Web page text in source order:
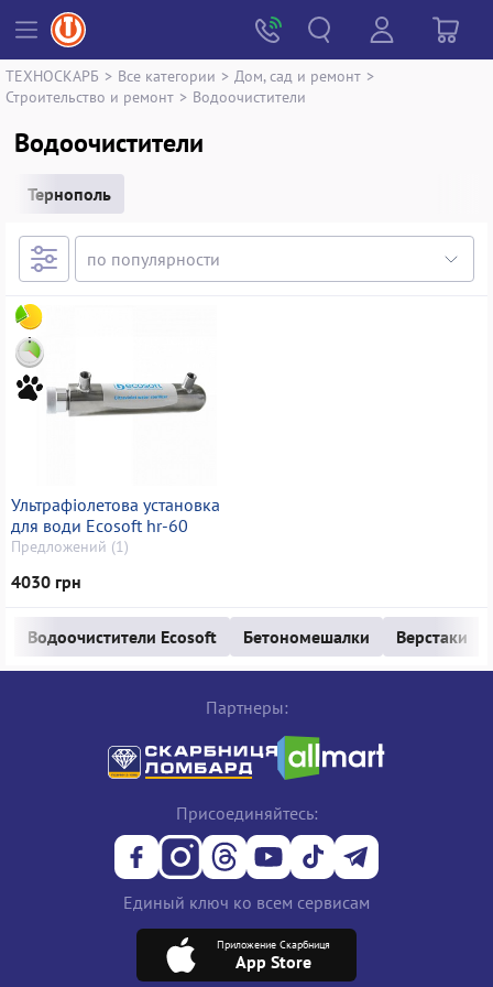
ТЕХНОСКАРБ > Все категории > Дом, сад и ремонт >
Строительство и ремонт > Водоочистители
Водоочистители
Тернополь
Ультрафіолетова установка
для води Ecosoft hr-60
Предложений (1)
4030 грн
Водоочистители Ecosoft Бетономешалки Верстаки
Партнеры:
Присоединяйтесь:
Единый ключ ко всем сервисам
Приложение Скарбниця
App Store